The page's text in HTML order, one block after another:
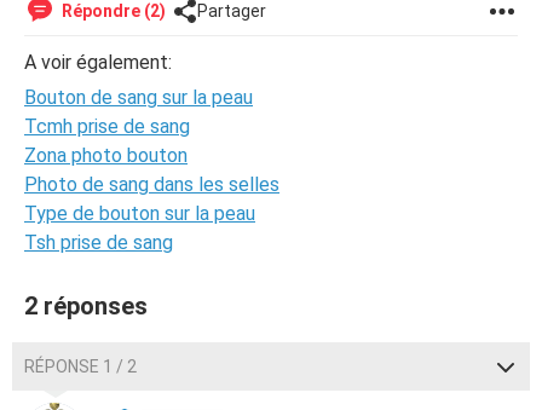
Répondre (2) Partager
A voir également:
Bouton de sang sur la peau
Tcmh prise de sang
Zona photo bouton
Photo de sang dans les selles
Type de bouton sur la peau
Tsh prise de sang
2 réponses
RÉPONSE 1 / 2